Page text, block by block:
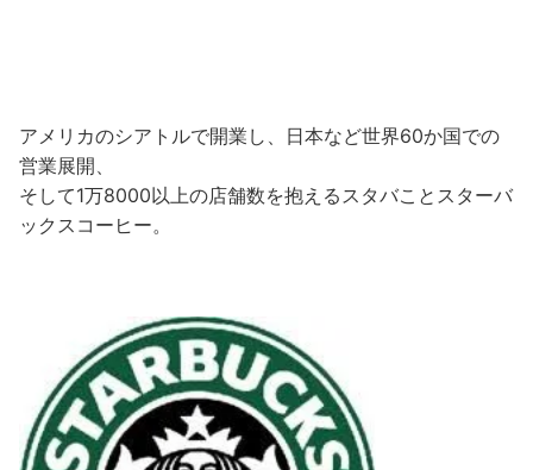
アメリカのシアトルで開業し、日本など世界60か国での
営業展開、
そして1万8000以上の店舗数を抱えるスタバことスターバ
ックスコーヒー。